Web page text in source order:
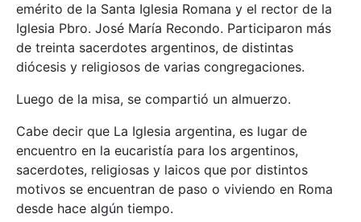
emérito de la Santa Iglesia Romana y el rector de la
Iglesia Pbro. José María Recondo. Participaron más
de treinta sacerdotes argentinos, de distintas
diócesis y religiosos de varias congregaciones.
Luego de la misa, se compartió un almuerzo.
Cabe decir que La Iglesia argentina, es lugar de
encuentro en la eucaristía para los argentinos,
sacerdotes, religiosas y laicos que por distintos
motivos se encuentran de paso o viviendo en Roma
desde hace algún tiempo.